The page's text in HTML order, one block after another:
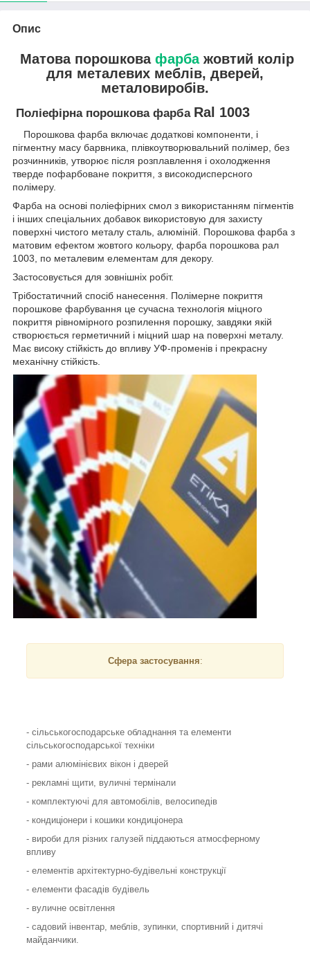
Опис
Матова порошкова фарбажовтий колір
для металевих меблів, дверей,
металовиробів.
Поліефірна порошкова фарба Ral 1003
Порошкова фарба включає додаткові компоненти, і
пігментну масу барвника, плівкоутворювальний полімер, без
розчинників, утворює після розплавлення і охолодження
тверде пофарбоване покриття, з високодисперсного
полімеру.
Фарба на основі поліефірних смол з використанням пігментів
і інших спеціальних добавок використовую для захисту
поверхні чистого металу сталь, алюміній. Порошкова фарба з
матовим ефектом жовтого кольору, фарба порошкова рал
1003, по металевим елементам для декору.
Застосовується для зовнішніх робіт.
Трібостатичний спосіб нанесення. Полімерне покриття
порошкове фарбування це сучасна технологія міцного
покриття рівномірного розпилення порошку, завдяки якій
створюється герметичний і міцний шар на поверхні металу.
Має високу стійкість до впливу УФ-променів і прекрасну
механічну стійкість.
Сфера застосування:
- сільськогосподарське обладнання та елементи
сільськогосподарської техніки
- рами алюмінієвих вікон і дверей
- рекламні щити, вуличні термінали
- комплектуючі для автомобілів, велосипедів
- кондиціонери і кошики кондиціонера
- вироби для різних галузей піддаються атмосферному
впливу
- елементів архітектурно-будівельні конструкції
- елементи фасадів будівель
- вуличне освітлення
- садовий інвентар, меблів, зупинки, спортивний і дитячі
майданчики.